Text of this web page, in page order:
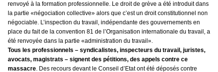
renvoyé à la formation professionnelle. Le droit de grève a été introduit dans
la partie «négociation collective» alors que c’est un droit constitutionnel non
négociable. L’inspection du travail, indépendante des gouvernements en
place du fait de la convention 81 de l’Organisation internationale du travail, a
été renvoyée dans la partie «administration du travail».
Tous les professionnels – syndicalistes, inspecteurs du travail, juristes,
avocats, magistrats – signent des pétitions, des appels contre ce
massacre. Des recours devant le Conseil d’Etat ont été déposés contre